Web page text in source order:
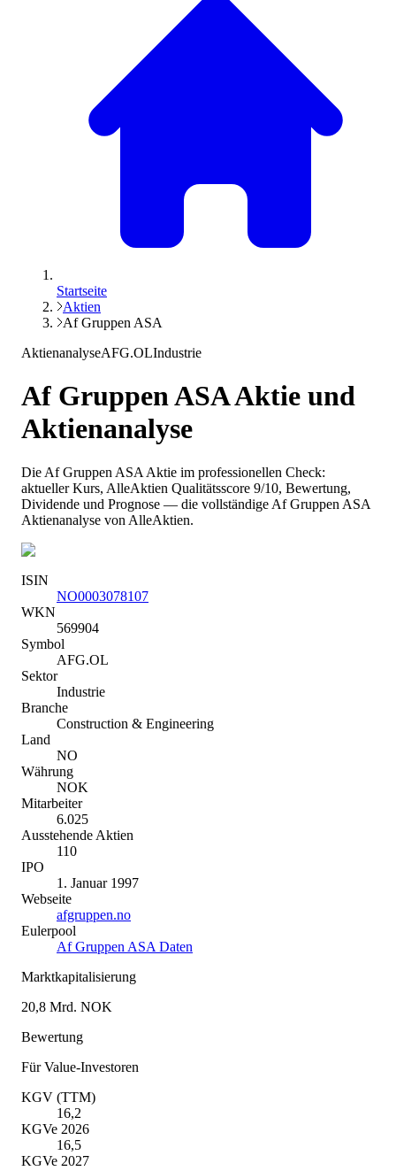
Startseite
Aktien
Af Gruppen ASA
AktienanalyseAFG.OLIndustrie
Af Gruppen ASAAktie und
Aktienanalyse
Die Af Gruppen ASA Aktie im professionellen Check:
aktueller Kurs, AlleAktien Qualitätsscore 9/10, Bewertung,
Dividende und Prognose — die vollständige Af Gruppen ASA
Aktienanalyse von AlleAktien.
ISIN
NO0003078107
WKN
569904
Symbol
AFG.OL
Sektor
Industrie
Branche
Construction & Engineering
Land
NO
Währung
NOK
Mitarbeiter
6.025
Ausstehende Aktien
110
IPO
1. Januar 1997
Webseite
afgruppen.no
Eulerpool
Af Gruppen ASA Daten
Marktkapitalisierung
20,8 Mrd. NOK
Bewertung
Für Value-Investoren
KGV (TTM)
16,2
KGVe 2026
16,5
KGVe 2027